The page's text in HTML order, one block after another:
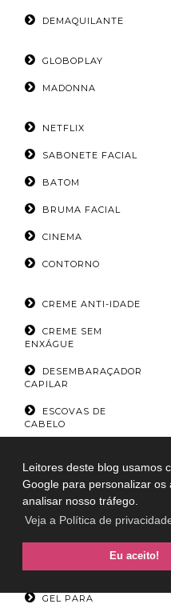
Leitores deste blog usamos
Google para personalizar os
analisar nosso tráfego.
Veja a Política de
Eu aceito!
DEMAQUILANTE
GLOBOPLAY
MADONNA
NETFLIX
SABONETE FACIAL
BATOM
BRUMA FACIAL
CINEMA
CONTORNO
CREME ANTI-IDADE
CREME SEM
ENXÁGUE
DESEMBARAÇADOR
CAPILAR
ESCOVAS DE
CABELO
ESPONJA DE
LIMPEZA
ESPONJA DE
FINALIZADOR
CAPILAR
GEL PARA